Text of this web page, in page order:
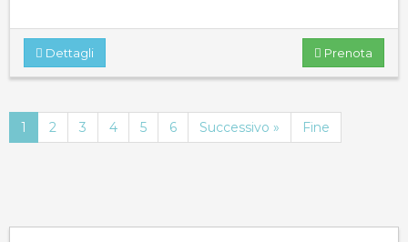
Prenota
Dettagli
1 2 3 4 5 6 Successivo » Fine